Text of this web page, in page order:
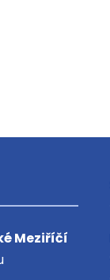
Meziříčí